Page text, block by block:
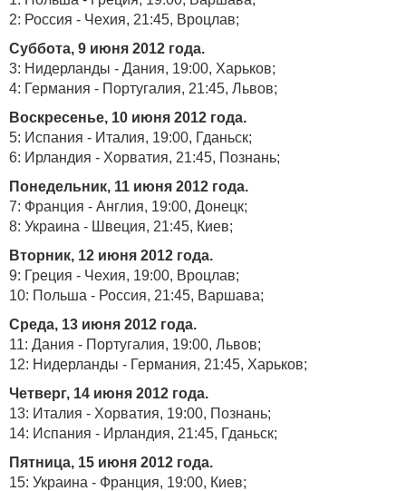
2: Россия - Чехия, 21:45, Вроцлав;
Суббота, 9 июня 2012 года.
3: Нидерланды - Дания, 19:00, Харьков;
4: Германия - Португалия, 21:45, Львов;
Воскресенье, 10 июня 2012 года.
5: Испания - Италия, 19:00, Гданьск;
6: Ирландия - Хорватия, 21:45, Познань;
Понедельник, 11 июня 2012 года.
7: Франция - Англия, 19:00, Донецк;
8: Украина - Швеция, 21:45, Киев;
Вторник, 12 июня 2012 года.
9: Греция - Чехия, 19:00, Вроцлав;
10: Польша - Россия, 21:45, Варшава;
Среда, 13 июня 2012 года.
11: Дания - Португалия, 19:00, Львов;
12: Нидерланды - Германия, 21:45, Харьков;
Четверг, 14 июня 2012 года.
13: Италия - Хорватия, 19:00, Познань;
14: Испания - Ирландия, 21:45, Гданьск;
Пятница, 15 июня 2012 года.
15: Украина - Франция, 19:00, Киев;